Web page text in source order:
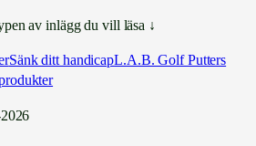
av inlägg du vill läsa ↓
Sänk ditt handicapL.A.B. Golf Putters